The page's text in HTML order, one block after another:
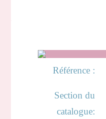
Référence :
Section du
catalogue: